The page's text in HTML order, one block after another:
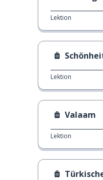
Lektion
Lektion
Valaam
Lektion